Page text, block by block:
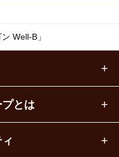
Well-B」
とは